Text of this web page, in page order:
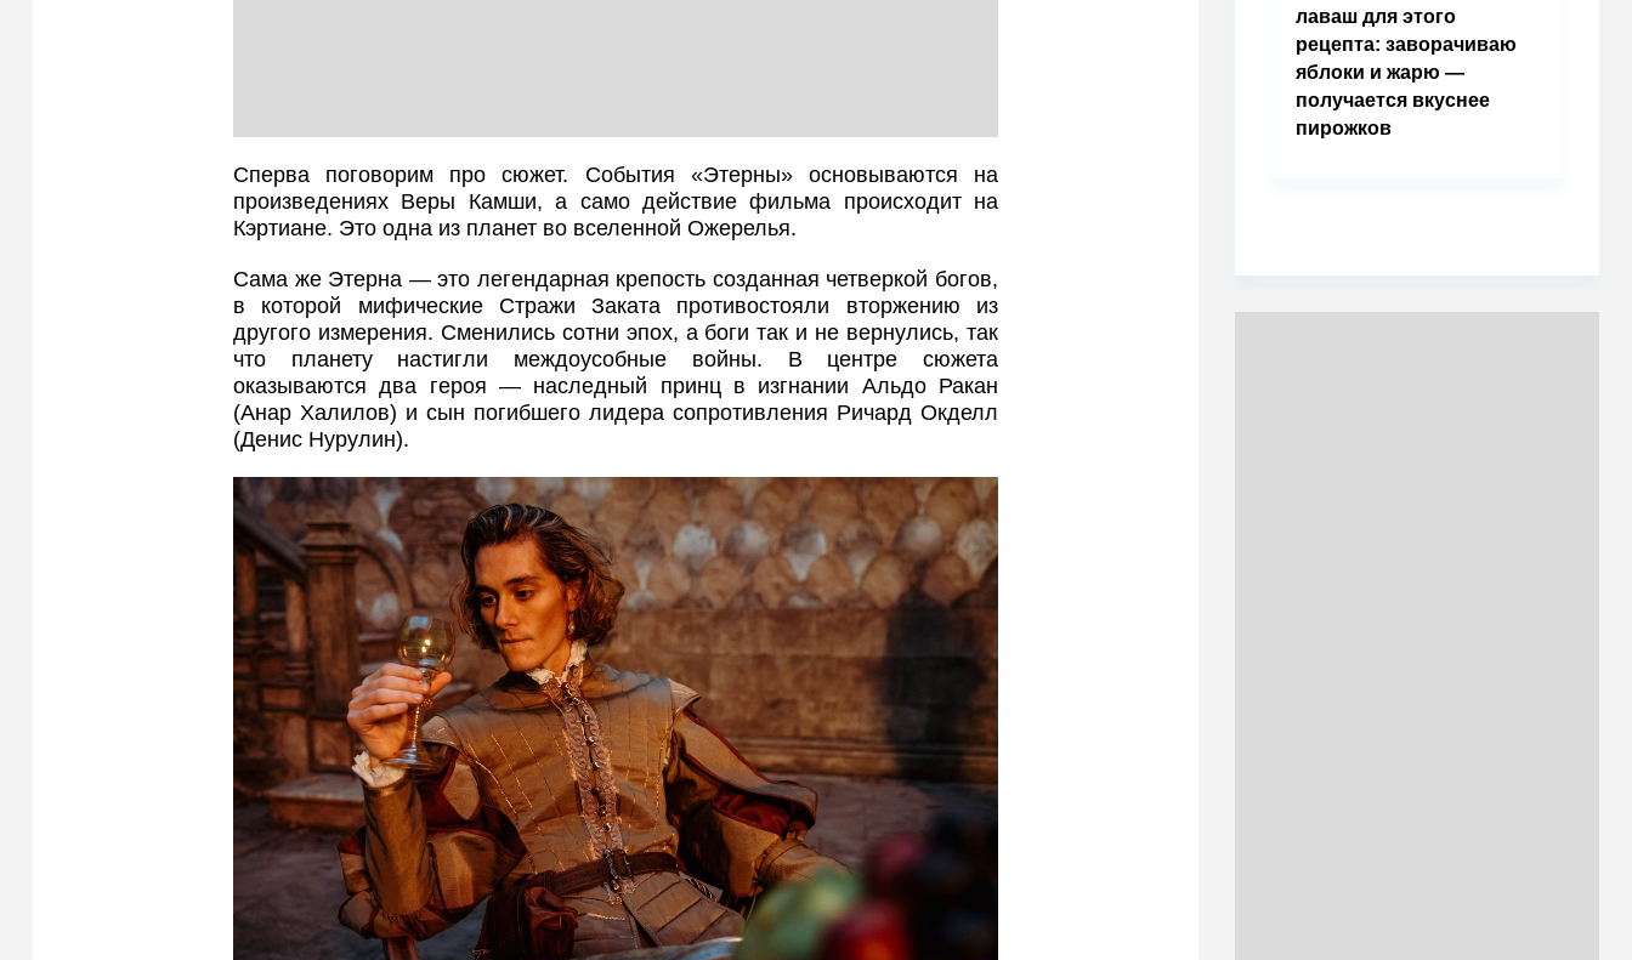
Сперва поговорим про сюжет. События «Этерны» основываются на
произведениях Веры Камши, а само действие фильма происходит на
Кэртиане. Это одна из планет во вселенной Ожерелья.
Сама же Этерна — это легендарная крепость созданная четверкой богов,
в которой мифические Стражи Заката противостояли вторжению из
другого измерения. Сменились сотни эпох, а боги так и не вернулись, так
что планету настигли междоусобные войны. В центре сюжета
оказываются два героя — наследный принц в изгнании Альдо Ракан
(Анар Халилов) и сын погибшего лидера сопротивления Ричард Окделл
(Денис Нурулин).
лаваш для этого
рецепта: заворачиваю
яблоки и жарю —
получается вкуснее
пирожков